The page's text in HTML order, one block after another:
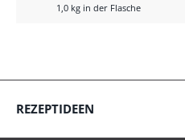
1,0 kg in der Flasche
REZEPTIDEEN